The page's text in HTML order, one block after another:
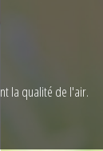
la qualité de l'air.